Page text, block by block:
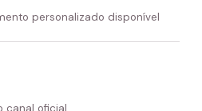
personalizado disponível
canal oficial